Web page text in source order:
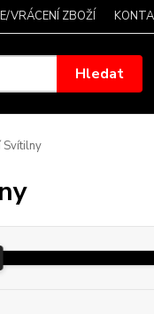
VRÁCENÍ ZBOŽÍ
Hledat
Svítilny